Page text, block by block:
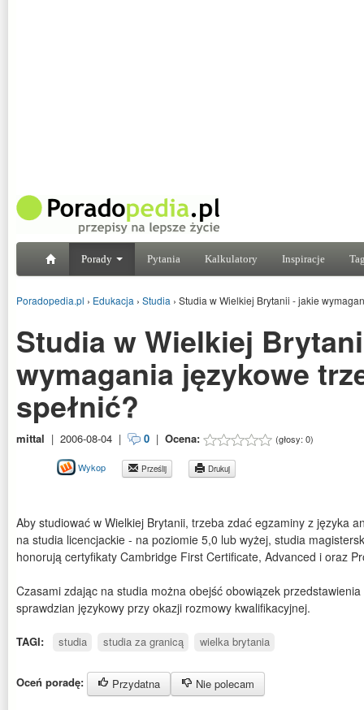
Porady Pytania Kalkulatory Inspiracje
Poradopedia.pl › Edukacja › Studia › Studia w Wielkiej Brytanii - jakie
Studia w Wielkiej
wymagania językowe
spełnić?
mittal | 2006-08-04 | 0 | Ocena: (głosy: 0)
Wykop Prześlij Drukuj
Aby studiować w Wielkiej Brytanii, trzeba zdać egzaminy z języka
na studia licencjackie - na poziomie 5,0 lub wyżej, studia
honorują certyfikaty Cambridge First Certificate, Advanced i oraz
Czasami zdając na studia można obejść obowiązek
sprawdzian językowy przy okazji rozmowy kwalifikacyjnej.
TAGI: studia studia za granicą wielka brytania
Oceń poradę: Przydatna Nie polecam